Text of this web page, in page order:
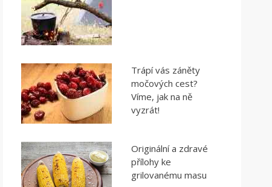
Trápí vás záněty
močových cest?
Víme, jak na ně
vyzrát!
Originální a zdravé
přílohy ke
grilovanému masu